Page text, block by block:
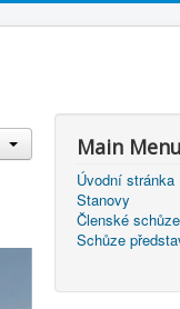
Main Menu
Úvodní stránka
Stanovy
Členské schůze
Schůze